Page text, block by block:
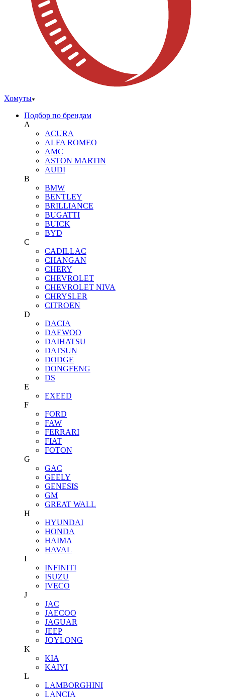
Хомуты
Подбор по брендам
A
ACURA
ALFA ROMEO
AMC
ASTON MARTIN
AUDI
B
BMW
BENTLEY
BRILLIANCE
BUGATTI
BUICK
BYD
C
CADILLAC
CHANGAN
CHERY
CHEVROLET
CHEVROLET NIVA
CHRYSLER
CITROEN
D
DACIA
DAEWOO
DAIHATSU
DATSUN
DODGE
DONGFENG
DS
E
EXEED
F
FORD
FAW
FERRARI
FIAT
FOTON
G
GAC
GEELY
GENESIS
GM
GREAT WALL
H
HYUNDAI
HONDA
HAIMA
HAVAL
I
INFINITI
ISUZU
IVECO
J
JAC
JAECOO
JAGUAR
JEEP
JOYLONG
K
KIA
KAIYI
L
LAMBORGHINI
LANCIA